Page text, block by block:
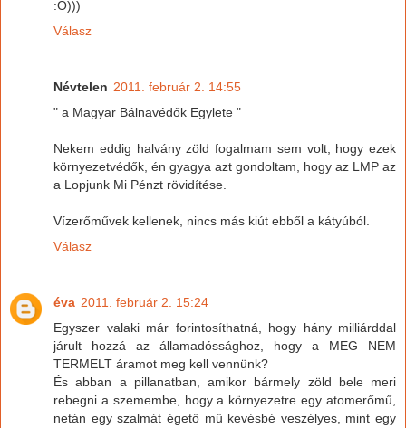
:O)))
Válasz
Névtelen 2011. február 2. 14:55
" a Magyar Bálnavédők Egylete "
Nekem eddig halvány zöld fogalmam sem volt, hogy ezek
környezetvédők, én gyagya azt gondoltam, hogy az LMP az
a Lopjunk Mi Pénzt rövidítése.
Vízerőművek kellenek, nincs más kiút ebből a kátyúból.
Válasz
éva 2011. február 2. 15:24
Egyszer valaki már forintosíthatná, hogy hány milliárddal
járult hozzá az államadóssághoz, hogy a MEG NEM
TERMELT áramot meg kell vennünk?
És abban a pillanatban, amikor bármely zöld bele meri
rebegni a szemembe, hogy a környezetre egy atomerőmű,
netán egy szalmát égető mű kevésbé veszélyes, mint egy